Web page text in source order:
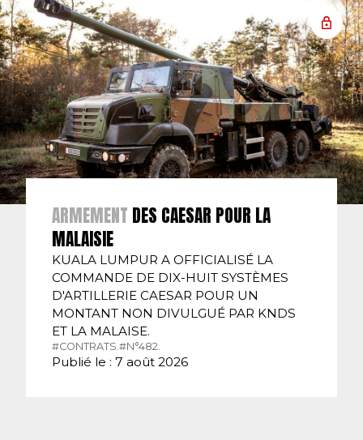
ARMEMENT DES CAESAR POUR LA
MALAISIE
KUALA LUMPUR A OFFICIALISÉ LA
COMMANDE DE DIX-HUIT SYSTÈMES
D'ARTILLERIE CAESAR POUR UN
MONTANT NON DIVULGUÉ PAR KNDS
ET LA MALAISE.
#CONTRATS. #N°482.
Publié le : 7 août 2026